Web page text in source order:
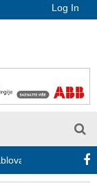
Log In
Novi zakon o